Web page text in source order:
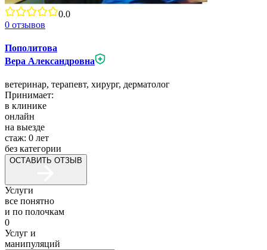
0.0
0 отзывов
Пополитова
Вера Александровна
ветеринар, терапевт, хирург, дерматолог
Принимает:
в клинике
онлайн
на выезде
стаж: 0 лет
без категории
ОСТАВИТЬ ОТЗЫВ
Услуги
все понятно
и по полочкам
0
Услуг и
манипуляций